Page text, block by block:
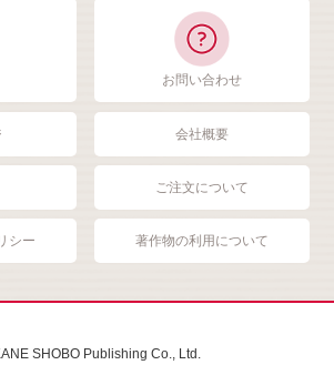
お問い合わせ
会社概要
ご注文について
シー 著作物の利用について
SHOBO Publishing Co., Ltd.